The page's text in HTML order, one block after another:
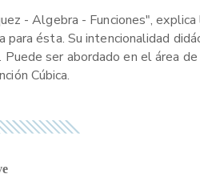
- Algebra - Funciones",
ésta. Su intencionalidad
ser abordado en el área
Cúbica.